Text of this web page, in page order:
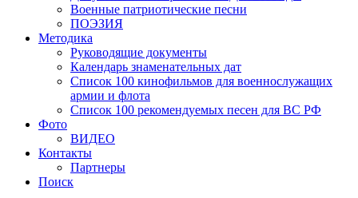
Военные патриотические песни
ПОЭЗИЯ
Методика
Руководящие документы
Календарь знаменательных дат
Список 100 кинофильмов для военнослужащих
армии и флота
Список 100 рекомендуемых песен для ВС РФ
Фото
ВИДЕО
Контакты
Партнеры
Поиск